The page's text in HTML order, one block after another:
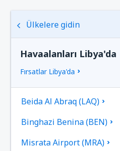
Ülkelere gidin
Havaalanları Libya'da
Fırsatlar Libya'da
Beida Al Abraq (LAQ)
Binghazi Benina (BEN)
Misrata Airport (MRA)